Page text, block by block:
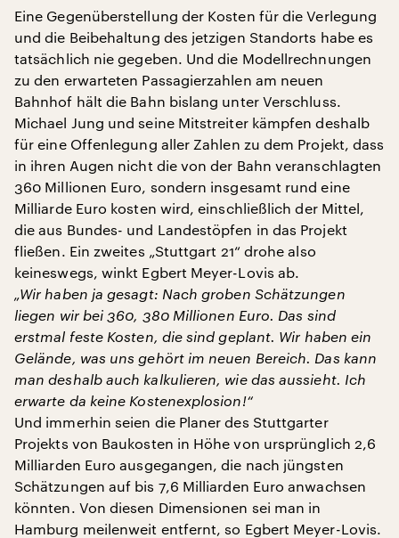
Eine Gegenüberstellung der Kosten für die Verlegung
und die Beibehaltung des jetzigen Standorts habe es
tatsächlich nie gegeben. Und die Modellrechnungen
zu den erwarteten Passagierzahlen am neuen
Bahnhof hält die Bahn bislang unter Verschluss.
Michael Jung und seine Mitstreiter kämpfen deshalb
für eine Offenlegung aller Zahlen zu dem Projekt, dass
in ihren Augen nicht die von der Bahn veranschlagten
360 Millionen Euro, sondern insgesamt rund eine
Milliarde Euro kosten wird, einschließlich der Mittel,
die aus Bundes- und Landestöpfen in das Projekt
fließen. Ein zweites „Stuttgart 21“ drohe also
keineswegs, winkt Egbert Meyer-Lovis ab.
„Wir haben ja gesagt: Nach groben Schätzungen
liegen wir bei 360, 380 Millionen Euro. Das sind
erstmal feste Kosten, die sind geplant. Wir haben ein
Gelände, was uns gehört im neuen Bereich. Das kann
man deshalb auch kalkulieren, wie das aussieht. Ich
erwarte da keine Kostenexplosion!“
Und immerhin seien die Planer des Stuttgarter
Projekts von Baukosten in Höhe von ursprünglich 2,6
Milliarden Euro ausgegangen, die nach jüngsten
Schätzungen auf bis 7,6 Milliarden Euro anwachsen
könnten. Von diesen Dimensionen sei man in
Hamburg meilenweit entfernt, so Egbert Meyer-Lovis.